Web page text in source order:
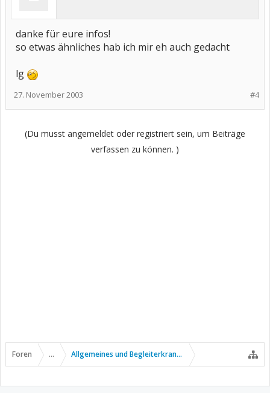
danke für eure infos!
so etwas ähnliches hab ich mir eh auch gedacht
lg
#4
27. November 2003
(Du musst angemeldet oder registriert sein, um Beiträge
verfassen zu können. )
Foren ... Allgemeines und Begleiterkrankungen